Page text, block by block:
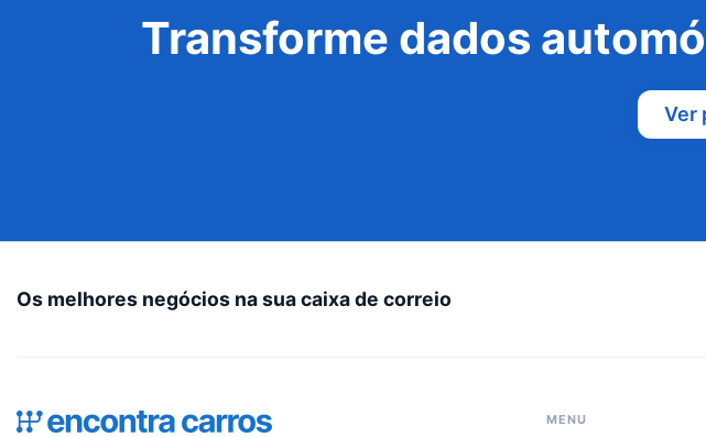
Transforme dados
Ver
Os melhores negócios na sua caixa de correio
MENU